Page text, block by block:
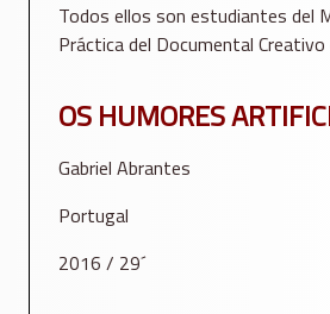
Todos ellos son estudiantes del
Práctica del Documental Creativo
OS HUMORES
Gabriel Abrantes
Portugal
2016 / 29´